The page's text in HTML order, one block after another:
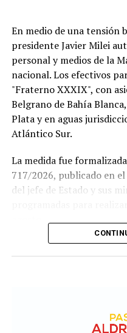
Si se concreta, la visita
fútbol argentino.
El Papa llegará a la
así la primera visita de
En medio de una tensión
presidente Javier Milei
personal y medios de la
nacional. Los efectivos
"Fraterno XXXIX", con
Belgrano de Bahía
Plata y en aguas
Atlántico Sur.
La medida fue
717/2026, publicado en
del jefe de Estado y sus
Según los considerandos
estandarizar y simplificar
entre ambas armadas.